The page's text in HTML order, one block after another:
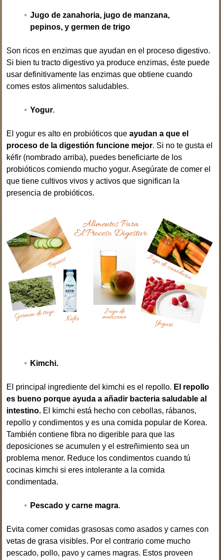
Jugo de zanahoria, jugo de manzana,
pepinos, y germen de trigo
Son ricos en enzimas que ayudan en el proceso digestivo.
Si bien tu tracto digestivo ya produce enzimas, éste puede
usar definitivamente las enzimas que obtiene cuando
comes estos alimentos saludables.
Yogur.
El yogur es alto en probióticos que ayudan a que el
proceso de la digestión funcione mejor. Si no te gusta el
kéfir (nombrado arriba), puedes beneficiarte de los
probióticos comiendo mucho yogur. Asegúrate de comer el
que tiene cultivos vivos y activos que significan la
presencia de probióticos.
Kimchi.
El principal ingrediente del kimchi es el repollo. El repollo
es bueno porque ayuda a añadir bacteria saludable al
intestino. El kimchi está hecho con cebollas, rábanos,
repollo y condimentos y es una comida popular de Korea.
También contiene fibra no digerible para que las
deposiciones se acumulen y el estreñimiento sea un
problema menor. Reduce los condimentos cuando tú
cocinas kimchi si eres intolerante a la comida
condimentada.
Pescado y carne magra.
Evita comer comidas grasosas como asados y carnes con
vetas de grasa visibles. Por el contrario come mucho
pescado, pollo, pavo y carnes magras. Estos proveen